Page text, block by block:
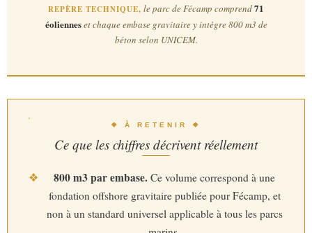
REPÈRE TECHNIQUE, le parc de Fécamp comprend71
éolienneset chaque embase gravitaire y intègre 800 m3 de
béton selon UNICEM.
❖ À RETENIR ❖
Ce que les chiffres décrivent réellement
❖ 800 m3 par embase. Ce volume correspond à une
fondation offshore gravitaire publiée pour Fécamp, et
non à un standard universel applicable à tous les parcs